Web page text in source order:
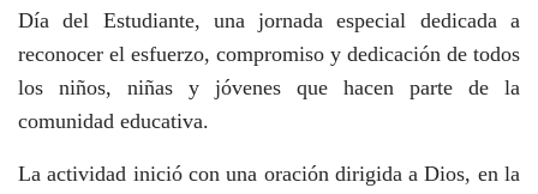
Día del Estudiante, una jornada especial dedicada a
reconocer el esfuerzo, compromiso y dedicación de todos
los niños, niñas y jóvenes que hacen parte de la
comunidad educativa.
La actividad inició con una oración dirigida a Dios, en la